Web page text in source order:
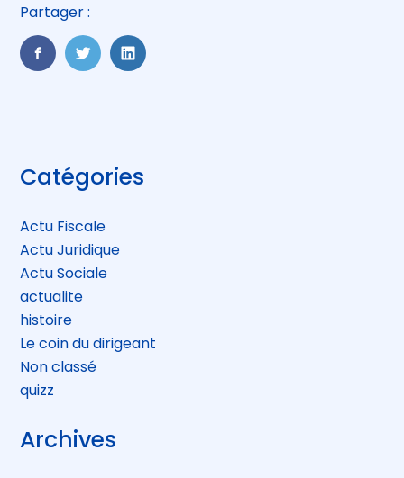
Partager :
FaceBook
TwitterLinkedIn
Blog
sidebar
Catégories
Actu Fiscale
Actu Juridique
Actu Sociale
actualite
histoire
Le coin du dirigeant
Non classé
quizz
Archives